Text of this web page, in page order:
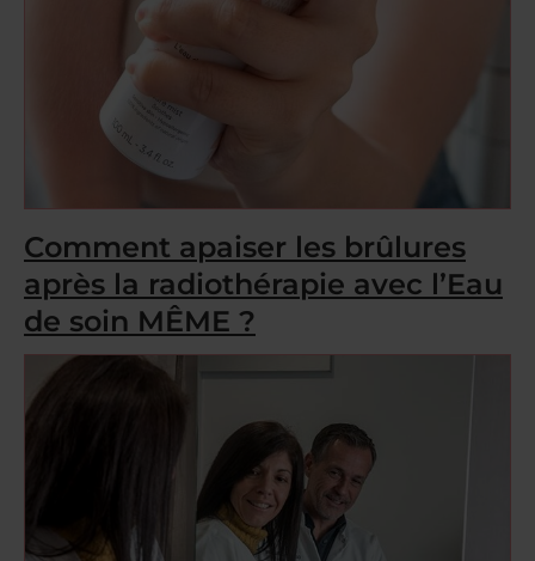
Comment apaiser les brûlures
après la radiothérapie avec l’Eau
de soin MÊME ?